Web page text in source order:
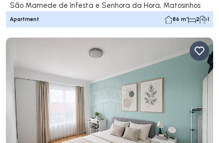
São Mamede de Infesta e Senhora da Hora, Matosinhos
Apartment 86 m² 2 1